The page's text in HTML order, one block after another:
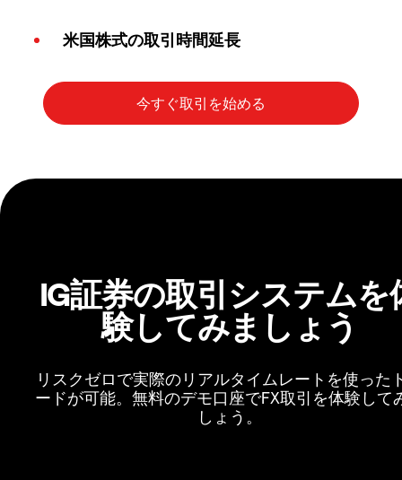
米国株式の取引時間延長
IG証券の取引システムを
験してみましょう
リスクゼロで実際のリアルタイムレートを使った
ードが可能。無料のデモ口座でFX取引を体験して
しょう。